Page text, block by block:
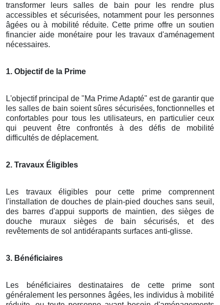
transformer leurs salles de bain pour les rendre plus
accessibles et sécurisées, notamment pour les personnes
âgées ou à mobilité réduite. Cette prime offre un soutien
financier aide monétaire pour les travaux d'aménagement
nécessaires.
1. Objectif de la Prime
L'objectif principal de "Ma Prime Adapté" est de garantir que
les salles de bain soient sûres sécurisées, fonctionnelles et
confortables pour tous les utilisateurs, en particulier ceux
qui peuvent être confrontés à des défis de mobilité
difficultés de déplacement.
2. Travaux Éligibles
Les travaux éligibles pour cette prime comprennent
l'installation de douches de plain-pied douches sans seuil,
des barres d'appui supports de maintien, des sièges de
douche muraux sièges de bain sécurisés, et des
revêtements de sol antidérapants surfaces anti-glisse.
3. Bénéficiaires
Les bénéficiaires destinataires de cette prime sont
généralement les personnes âgées, les individus à mobilité